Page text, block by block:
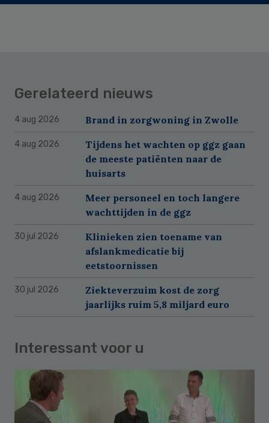
Gerelateerd nieuws
4 aug 2026 Brand in zorgwoning in Zwolle
4 aug 2026
Tijdens het wachten op ggz gaan
de meeste patiënten naar de
huisarts
4 aug 2026
Meer personeel en toch langere
wachttijden in de ggz
30 jul 2026
Klinieken zien toename van
afslankmedicatie bij
eetstoornissen
30 jul 2026
Ziekteverzuim kost de zorg
jaarlijks ruim 5,8 miljard euro
Interessant voor u